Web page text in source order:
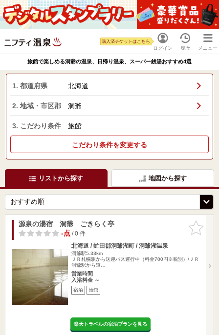
ログイン
購入済チケットはこちら
履歴 メニュー
旅館で楽しめる洞爺の温泉、日帰り温泉、スーパー銭湯おすすめ4選
1. 都道府県 北海道
2. 地域・市区郡 洞爺
3. こだわり条件 旅館
こだわり条件を変更する
リストから探す 地図から探す
お気に入
りに追加
源泉の湯宿 洞爺 ごきらく亭
-点/ 0 件
北海道 / 虻田郡洞爺湖町 / 洞爺湖温泉
洞爺駅5.33km
ＪＲ札幌駅から送迎バス運行中（料金700円※税別）/ＪＲ
洞爺駅から道…
営業時間
入浴料金 ～
宿泊 旅館
楽天トラベルの宿泊プランを見る